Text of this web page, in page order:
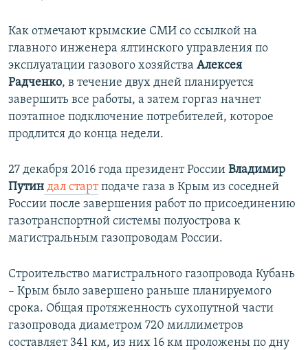
Все сайты RFE/RL
Как отмечают крымские СМИ со ссылкой на
главного инженера ялтинского управления по
эксплуатации газового хозяйства Алексея
Радченко, в течение двух дней планируется
завершить все работы, а затем горгаз начнет
поэтапное подключение потребителей, которое
продлится до конца недели.
27 декабря 2016 года президент России Владимир
Путин дал стартподаче газа в Крым из соседней
России после завершения работ по присоединению
газотранспортной системы полуострова к
магистральным газопроводам России.
Строительство магистрального газопровода Кубань
– Крым было завершено раньше планируемого
срока. Общая протяженность сухопутной части
газопровода диаметром 720 миллиметров
составляет 341 км, из них 16 км проложены по дну